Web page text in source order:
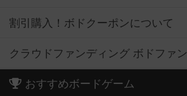
割引購入！ボドクーポンについて
クラウドファンディング ボドファン
おすすめボードゲーム